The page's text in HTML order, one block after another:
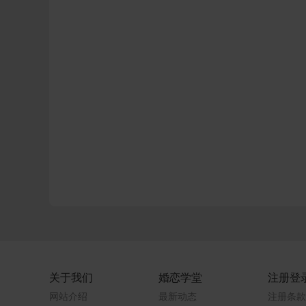
关于我们
网站介绍
婚恋学堂
最新动态
注册登
注册条款